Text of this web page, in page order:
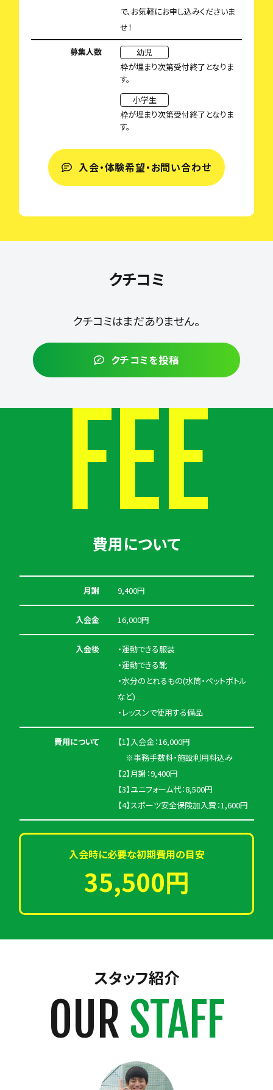
で、お気軽にお申し込みくださいま
せ！
募集人数
幼児
枠が埋まり次第受付終了となりま
す。
小学生
枠が埋まり次第受付終了となりま
す。
入会・体験希望・お問い合わせ
クチコミ
クチコミはまだありません。
クチコミを投稿
FEE
費用について
月謝 9,400円
入会金 16,000円
入会後
・運動できる服装
・運動できる靴
・水分のとれるもの(水筒・ペットボトル
など)
・レッスンで使用する備品
費用について
【1】入会金：16,000円
※事務手数料・施設利用料込み
【2】月謝：9,400円
【3】ユニフォーム代：8,500円
【4】スポーツ安全保険加入費：1,600円
入会時に必要な初期費用の目安
35,500円
スタッフ紹介
OUR STAFF